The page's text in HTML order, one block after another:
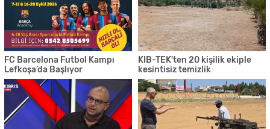
FC Barcelona Futbol Kampı
Lefkoşa’da Başlıyor
KIB-TEK'ten 20 kişilik ekiple
kesintisiz temizlik